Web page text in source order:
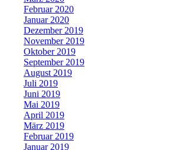
Februar 2020
Januar 2020
Dezember 2019
November 2019
Oktober 2019
September 2019
August 2019
Juli 2019
Juni 2019
Mai 2019
April 2019
März 2019
Februar 2019
Januar 2019